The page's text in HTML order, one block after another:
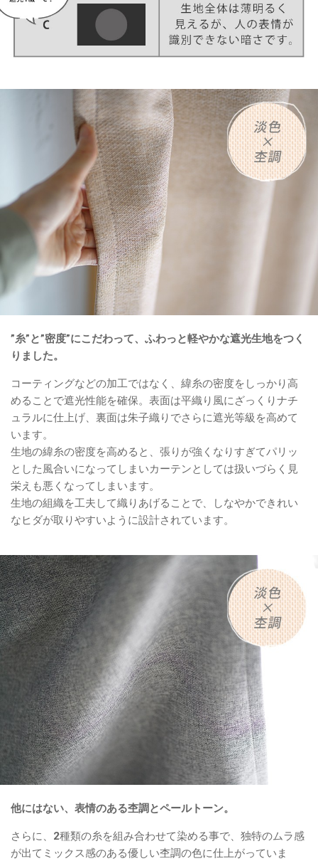
”糸”と”密度”にこだわって、ふわっと軽やかな遮光生地をつく
りました。
コーティングなどの加工ではなく、緯糸の密度をしっかり高
めることで遮光性能を確保。表面は平織り風にざっくりナチ
ュラルに仕上げ、裏面は朱子織りでさらに遮光等級を高めて
います。
生地の緯糸の密度を高めると、張りが強くなりすぎてパリッ
とした風合いになってしまいカーテンとしては扱いづらく見
栄えも悪くなってしまいます。
生地の組織を工夫して織りあげることで、しなやかできれい
なヒダが取りやすいように設計されています。
他にはない、表情のある杢調とペールトーン。
さらに、2種類の糸を組み合わせて染める事で、独特のムラ感
が出てミックス感のある優しい杢調の色に仕上がっていま